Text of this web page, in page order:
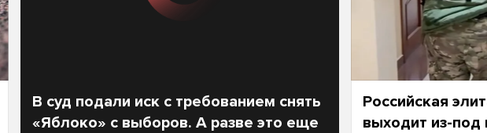
В суд подали иск с требованием снять
«Яблоко» с выборов. А разве это еще
Российская
выходит из-под